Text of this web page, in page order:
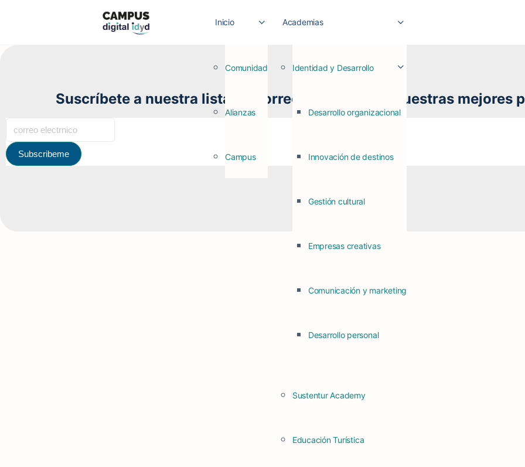
Inicio
Comunidad
Alianzas
Campus
Academias
Identidad y Desarrollo
Desarrollo organizacional
Innovación de destinos
Gestión cultural
Empresas creativas
Comunicación y marketing
Desarrollo personal
Sustentur Academy
Educación Turística
Suscríbete a nuestra lista de correos para recibir nuestras mejores